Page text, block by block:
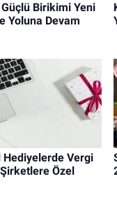
Birikimi Yeni
Yoluna Devam
Hediyelerde Vergi
Özel